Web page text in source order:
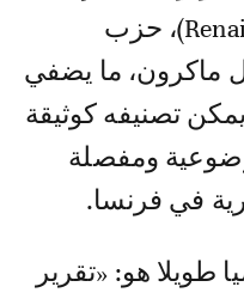
حزب « النهضة » (Renaissance)، حزب
ماكرون، ما يضفي
تصنيفه كوثيقة
ومفصلة
في فرنسا.
طويلا هو: «تقرير